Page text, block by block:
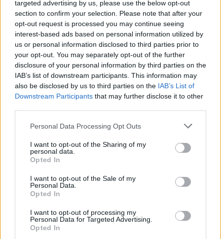
targeted advertising by us, please use the below opt-out
section to confirm your selection. Please note that after your
opt-out request is processed you may continue seeing
interest-based ads based on personal information utilized by
us or personal information disclosed to third parties prior to
your opt-out. You may separately opt-out of the further
disclosure of your personal information by third parties on the
IAB’s list of downstream participants. This information may
also be disclosed by us to third parties on the IAB’s List of
Downstream Participants that may further disclose it to other
Please note that this website/app uses one or more Google
not limited to your visit or usage behaviour. You may click to
grant or deny consent to Google and its third-party tags to
use your data for below specified purposes in below Google
consent section.
Personal Data Processing Opt Outs
I want to opt-out of the Sharing of my
personal data.
Opted In
I want to opt-out of the Sale of my
Personal Data.
Opted In
I want to opt-out of processing my
Personal Data for Targeted Advertising.
Opted In
Airlines.
•11:00, Παραλία Βόλου: Αεροπορική επίδειξη των Ομάδων
Αεροπορικών Επιδείξεων Μεμονωμένου Αεροσκάφους F-16
«Ζευς» και T-6A «Δαίδαλος»
Οι επιδείξεις, κατά περίπτωση, ενδέχεται να αλλάξουν
ώρα πραγματοποίησης ή να ματαιωθούν λόγω καιρικών
συνθηκών.
και μάθετε πρώτοι όλες τις ειδήσεις.
Τα άρθρα που δημοσιεύονται στο flight.com.gr εκφράζουν
Απαγορεύεται η αναδημοσίευση χωρίς γραπτή έγκριση. Σε
αντίθετη περίπτωση θα λαμβάνονται νομικά μέτρα. Ο